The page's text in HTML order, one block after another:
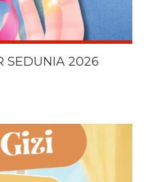
SEDUNIA 2026